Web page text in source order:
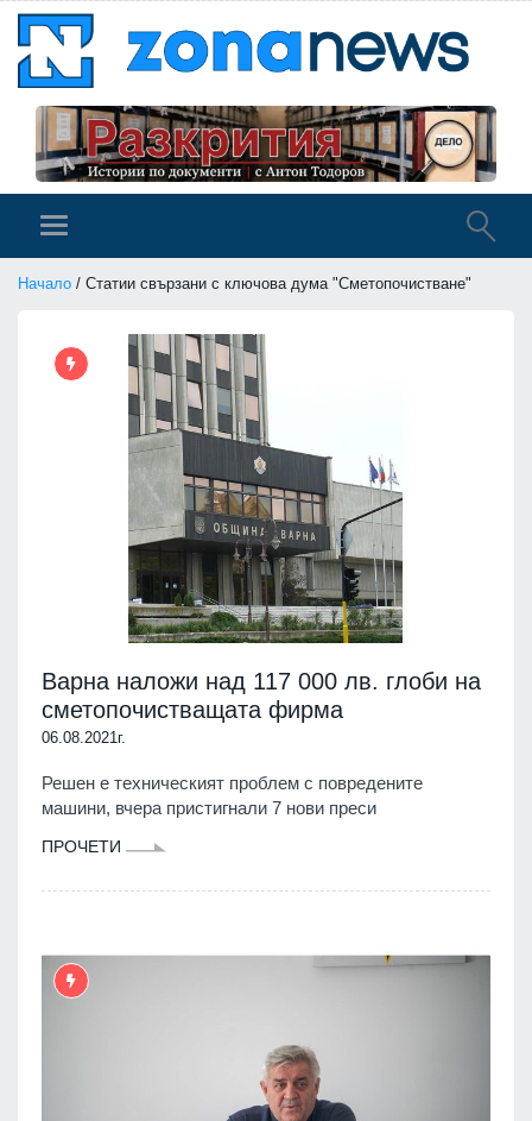
Начало / Статии свързани с ключова дума "Сметопочистване"
Варна наложи над 117 000 лв. глоби на
сметопочистващата фирма
06.08.2021г.
Решен е техническият проблем с повредените
машини, вчера пристигнали 7 нови преси
ПРОЧЕТИ